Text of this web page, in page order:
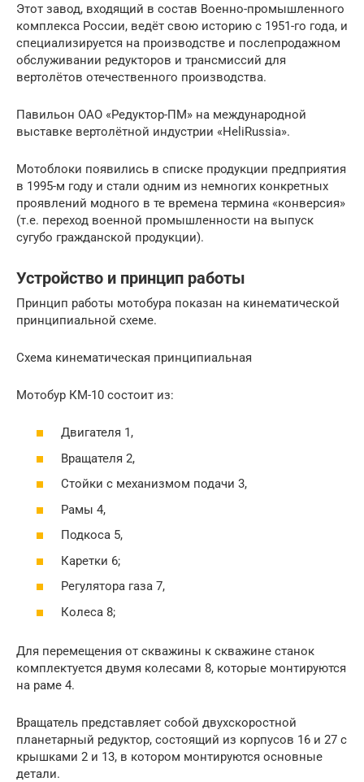
Этот завод, входящий в состав Военно-промышленного
комплекса России, ведёт свою историю с 1951-го года, и
специализируется на производстве и послепродажном
обслуживании редукторов и трансмиссий для
вертолётов отечественного производства.
Павильон ОАО «Редуктор-ПМ» на международной
выставке вертолётной индустрии «HeliRussia».
Мотоблоки появились в списке продукции предприятия
в 1995-м году и стали одним из немногих конкретных
проявлений модного в те времена термина «конверсия»
(т.е. переход военной промышленности на выпуск
сугубо гражданской продукции).
Устройство и принцип работы
Принцип работы мотобура показан на кинематической
принципиальной схеме.
Схема кинематическая принципиальная
Мотобур КМ-10 состоит из:
Двигателя 1,
Вращателя 2,
Стойки с механизмом подачи 3,
Рамы 4,
Подкоса 5,
Каретки 6;
Регулятора газа 7,
Колеса 8;
Для перемещения от скважины к скважине станок
комплектуется двумя колесами 8, которые монтируются
на раме 4.
Вращатель представляет собой двухскоростной
планетарный редуктор, состоящий из корпусов 16 и 27 с
крышками 2 и 13, в котором монтируются основные
детали.